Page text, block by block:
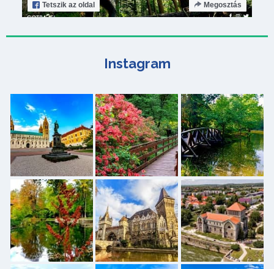
Tetszik az oldal Megosztás
Instagram